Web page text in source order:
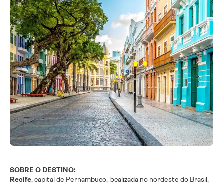
SOBRE O DESTINO:
Recife, capital de Pernambuco, localizada no nordeste do Brasil,